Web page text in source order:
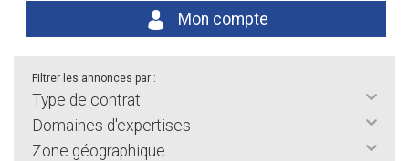
Mon compte
Filtrer les annonces par :
Type de contrat
Domaines d'expertises
Zone géographique